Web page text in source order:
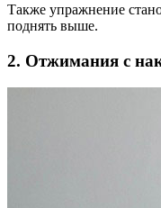
Также упражнение
поднять выше.
2. Отжимания с